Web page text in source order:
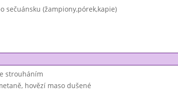
sečuánsku (žampiony,pórek,kapie)
strouháním
hovězí maso dušené